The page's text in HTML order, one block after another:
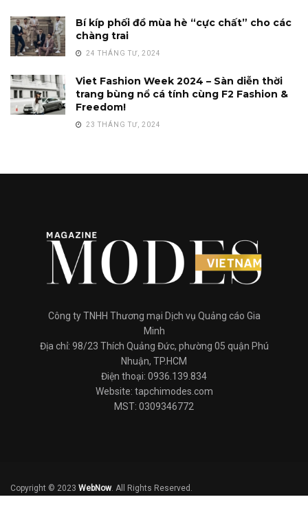
Bí kíp phối đồ mùa hè “cực chất” cho các
chàng trai
24 THÁNG TƯ, 2024
Viet Fashion Week 2024 – Sàn diễn thời
trang bùng nổ cá tính cùng F2 Fashion &
Freedom!
23 THÁNG TƯ, 2024
Công ty TNHH Thương mại Dịch vụ Quảng cáo Gia
Minh
Địa chỉ: 98/23 Thích Quảng Đức, phường 05 quận Phú
Nhuận, TP.HCM
Điện thoại: 0936.139.834
Website: tapchimodes.com
MST: 0309346772
Copyright © 2023 WebNow. All Rights Reserved.